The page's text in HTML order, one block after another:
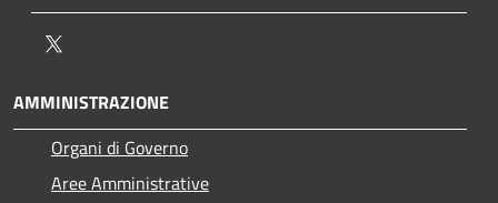
AMMINISTRAZIONE
Organi di Governo
Aree Amministrative